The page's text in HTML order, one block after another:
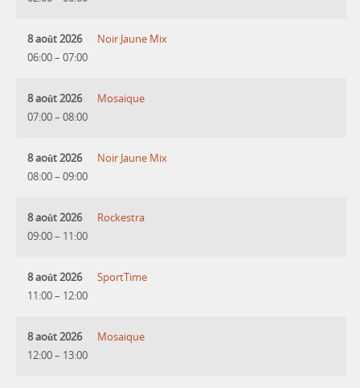
8 août 2026
06:00– 07:00
Noir Jaune Mix
8 août 2026
07:00– 08:00
Mosaique
8 août 2026
08:00– 09:00
Noir Jaune Mix
8 août 2026
09:00– 11:00
Rockestra
8 août 2026
11:00– 12:00
SportTime
8 août 2026
12:00– 13:00
Mosaique